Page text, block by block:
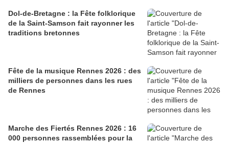
Dol-de-Bretagne : la Fête folklorique
de la Saint-Samson fait rayonner les
traditions bretonnes
Fête de la musique Rennes 2026 : des
milliers de personnes dans les rues
de Rennes
Marche des Fiertés Rennes 2026 : 16
000 personnes rassemblées pour la